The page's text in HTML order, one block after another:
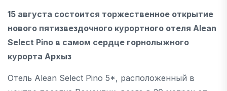
15 августа состоится торжественное открытие
нового пятизвездочного курортного отеля Alean
Select Pino в самом сердце горнолыжного
курорта Архыз
Отель Alean Select Pino 5*, расположенный в